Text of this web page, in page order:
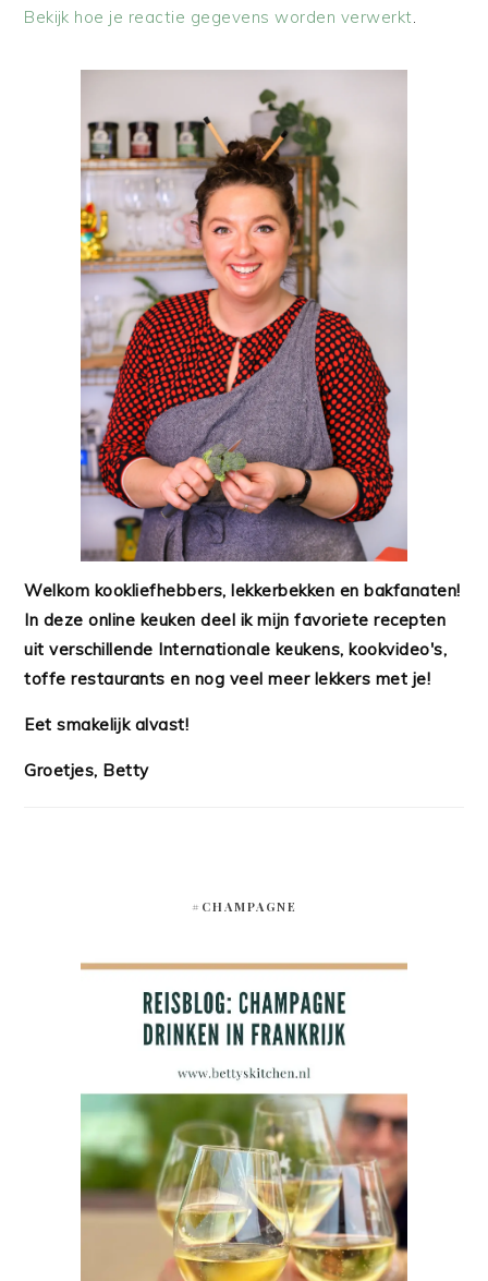
Bekijk hoe je reactie gegevens worden verwerkt.
Welkom kookliefhebbers, lekkerbekken en bakfanaten!
In deze online keuken deel ik mijn favoriete recepten
uit verschillende Internationale keukens, kookvideo's,
toffe restaurants en nog veel meer lekkers met je!
Eet smakelijk alvast!
Groetjes, Betty
#CHAMPAGNE